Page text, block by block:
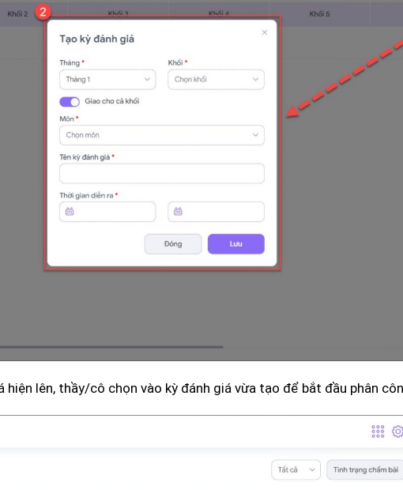
hiện lên, thầy/cô chọn vào kỳ đánh giá vừa tạo để bắt đầu phân